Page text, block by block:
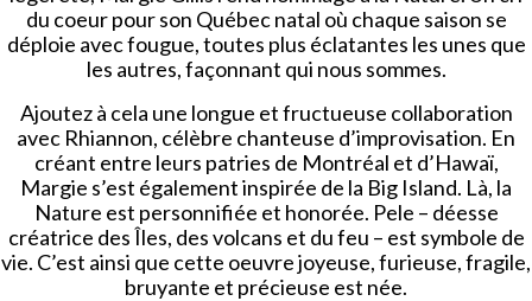
du coeur pour son Québec natal où chaque saison se
déploie avec fougue, toutes plus éclatantes les unes que
les autres, façonnant qui nous sommes.
Ajoutez à cela une longue et fructueuse collaboration
avec Rhiannon, célèbre chanteuse d’improvisation. En
créant entre leurs patries de Montréal et d’Hawaï,
Margie s’est également inspirée de la Big Island. Là, la
Nature est personnifiée et honorée. Pele – déesse
créatrice des Îles, des volcans et du feu – est symbole de
vie. C’est ainsi que cette oeuvre joyeuse, furieuse, fragile,
bruyante et précieuse est née.